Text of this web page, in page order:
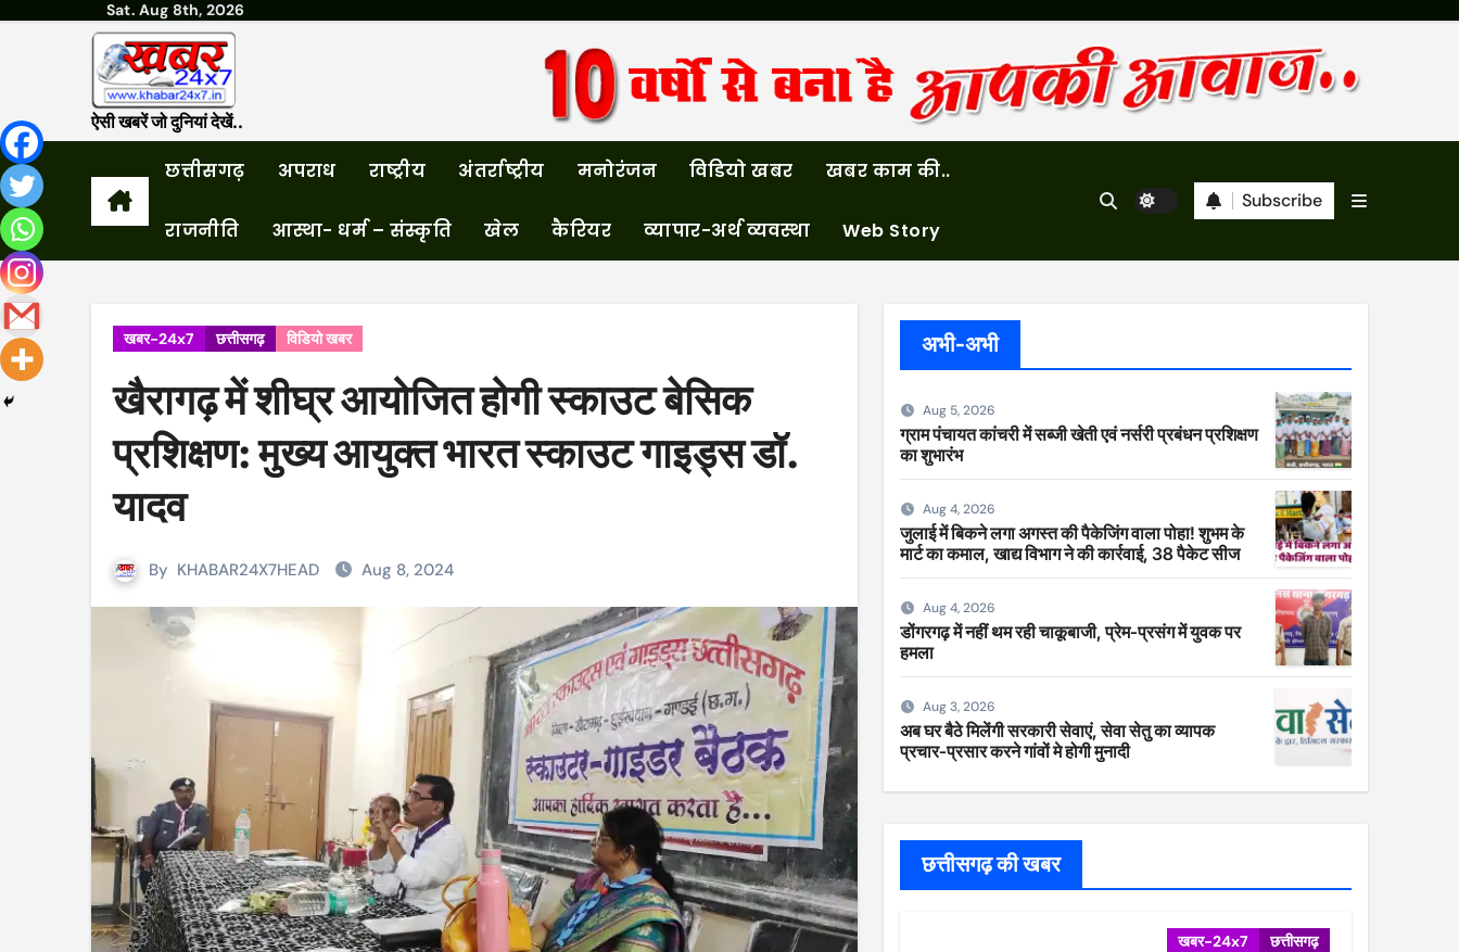
Sat. Aug 8th, 2026
ऐसी खबरें जो दुनियां देखें..
छत्तीसगढ़ अपराध राष्ट्रीय अंतर्राष्ट्रीय मनोरंजन विडियो खबर खबर काम की..
राजनीति आस्था- धर्म – संस्कृति खेल कैरियर व्यापार-अर्थ व्यवस्था Web Story
Subscribe
खबर-24x7 छत्तीसगढ़ विडियो खबर
खैरागढ़ में शीघ्र आयोजित होगी स्काउट बेसिक
प्रशिक्षण: मुख्य आयुक्त भारत स्काउट गाइड्स डॉ.
यादव
By KHABAR24X7HEAD Aug 8, 2024
अभी-अभी
Aug 5, 2026
ग्राम पंचायत कांचरी में सब्जी खेती एवं नर्सरी प्रबंधन प्रशिक्षण
का शुभारंभ
Aug 4, 2026
जुलाई में बिकने लगा अगस्त की पैकेजिंग वाला पोहा! शुभम के
मार्ट का कमाल, खाद्य विभाग ने की कार्रवाई, 38 पैकेट सीज
Aug 4, 2026
डोंगरगढ़ में नहीं थम रही चाकूबाजी, प्रेम-प्रसंग में युवक पर
हमला
Aug 3, 2026
अब घर बैठे मिलेंगी सरकारी सेवाएं, सेवा सेतु का व्यापक
प्रचार-प्रसार करने गांवों मे होगी मुनादी
छत्तीसगढ़ की खबर
खबर-24x7 छत्तीसगढ़